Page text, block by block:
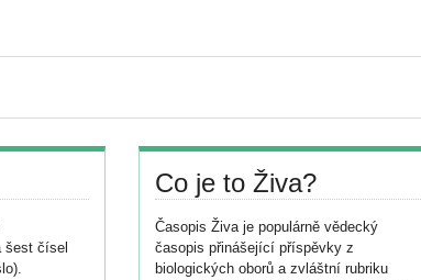
šest čísel
Co je to Živa?
Časopis Živa je populárně vědecký
časopis přinášející příspěvky z
biologických oborů a zvláštní rubriku